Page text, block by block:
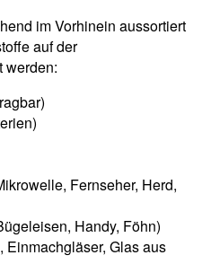
im Vorhinein aussortiert
auf der
werden:
Fernseher, Herd,
Handy, Föhn)
Einmachgläser, Glas aus